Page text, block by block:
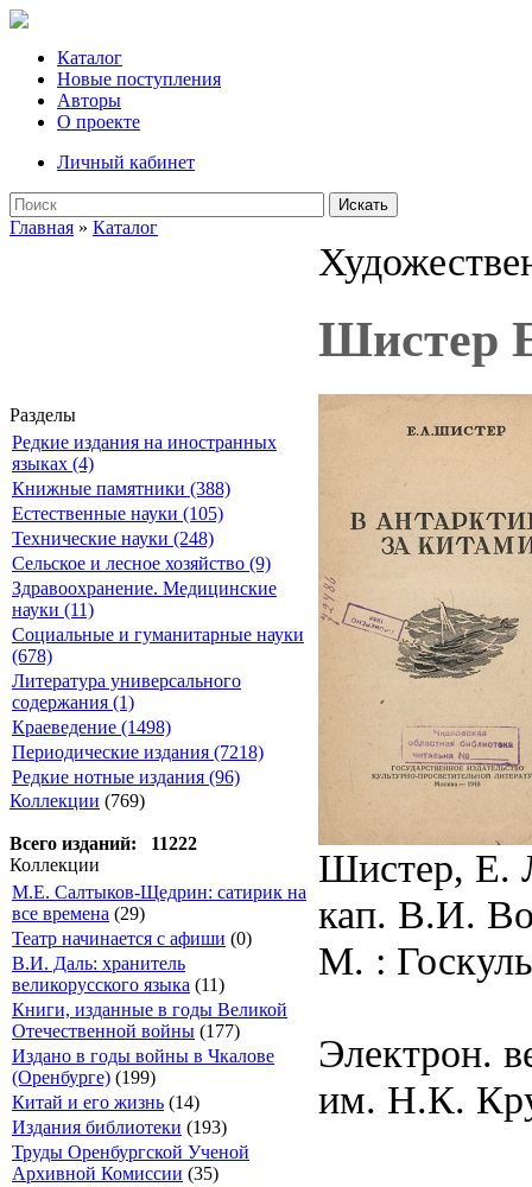
Каталог
Новые поступления
Авторы
О проекте
Личный кабинет
Искать
Главная » Каталог
Разделы
Редкие издания на иностранных
языках (4)
Книжные памятники (388)
Естественные науки (105)
Технические науки (248)
Сельское и лесное хозяйство (9)
Здравоохранение. Медицинские
науки (11)
Социальные и гуманитарные науки
(678)
Литература универсального
содержания (1)
Краеведение (1498)
Периодические издания (7218)
Редкие нотные издания (96)
Коллекции (769)
Всего изданий: 11222
Коллекции
М.Е. Салтыков-Щедрин: сатирик на
все времена (29)
Театр начинается с афиши (0)
В.И. Даль: хранитель
великорусского языка (11)
Книги, изданные в годы Великой
Отечественной войны (177)
Издано в годы войны в Чкалове
(Оренбурге) (199)
Китай и его жизнь (14)
Издания библиотеки (193)
Труды Оренбургской Ученой
Архивной Комиссии (35)
Шистер
Шистер, Е.
кап. В.И.
М. :
Электрон.
им. Н.К.